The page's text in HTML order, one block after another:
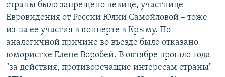
страны было запрещено певице, участнице
Евровидения от России Юлии Самойловой – тоже
из-за ее участия в концерте в Крыму. По
аналогичной причине во въезде было отказано
юмористке Елене Воробей. В октябре прошло года
"за действия, противоречащие интересам страны"